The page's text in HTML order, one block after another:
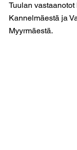
Tuulan
Kannelmäestä ja
Myyrmäestä.